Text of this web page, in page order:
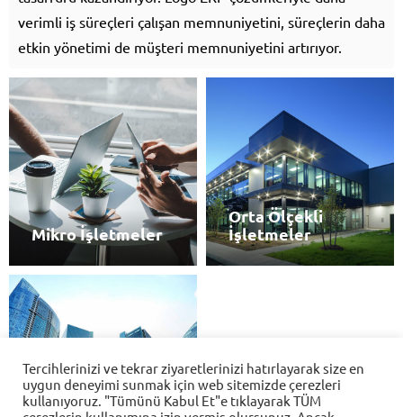
verimli iş süreçleri çalışan memnuniyetini, süreçlerin daha
etkin yönetimi de müşteri memnuniyetini artırıyor.
Mikro İşletmeler
İNCELE
Orta Ölçekli
İşletmeler
İNCELE
Aes Yazılım
Cevap Yaz
Tercihlerinizi ve tekrar ziyaretlerinizi hatırlayarak size en
uygun deneyimi sunmak için web sitemizde çerezleri
kullanıyoruz. "Tümünü Kabul Et"e tıklayarak TÜM